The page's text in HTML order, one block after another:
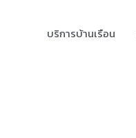
บริการบ้านเรือน